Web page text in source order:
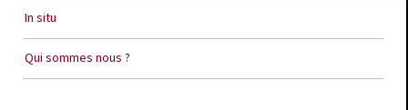
In situ
Qui sommes nous ?